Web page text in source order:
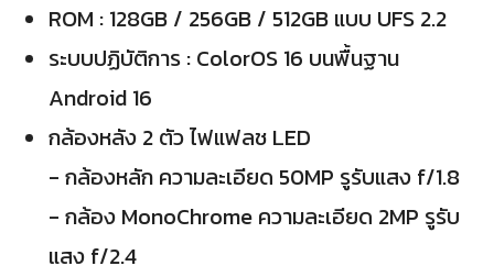
ROM : 128GB / 256GB / 512GB แบบ UFS 2.2
ระบบปฏิบัติการ : ColorOS 16 บนพื้นฐาน
Android 16
กล้องหลัง 2 ตัว ไฟแฟลช LED
- กล้องหลัก ความละเอียด 50MP รูรับแสง f/1.8
- กล้อง MonoChrome ความละเอียด 2MP รูรับ
แสง f/2.4